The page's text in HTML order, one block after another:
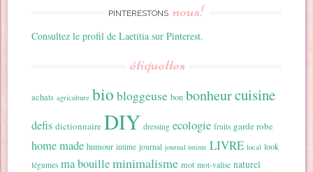
PINTERESTONS nous!
Consultez le profil de Laetitia sur Pinterest.
étiquettes
achats agriculture bio bloggeuse bon bonheurcuisine
defis dictionnaire DIY dressing ecologie fruits garde robe
home made humour intime journal journal intime LIVRE local look
légumes ma bouilleminimalisme mot mot-valise naturel